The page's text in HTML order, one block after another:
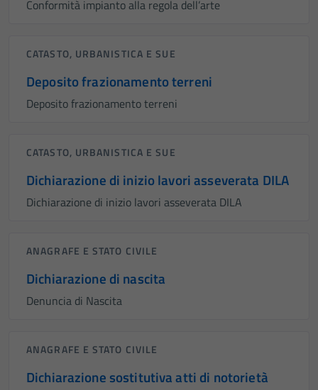
Conformità impianto alla regola dell’arte
CATASTO, URBANISTICA E SUE
Deposito frazionamento terreni
Deposito frazionamento terreni
CATASTO, URBANISTICA E SUE
Dichiarazione di inizio lavori asseverata DILA
Dichiarazione di inizio lavori asseverata DILA
ANAGRAFE E STATO CIVILE
Dichiarazione di nascita
Denuncia di Nascita
ANAGRAFE E STATO CIVILE
Dichiarazione sostitutiva atti di notorietà